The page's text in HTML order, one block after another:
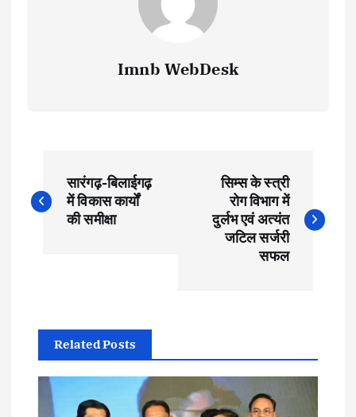
Imnb WebDesk
o
n
a
सारंगढ़-बिलाईगढ़
में विकास कार्यों
की समीक्षा
सिम्स के स्त्री
रोग विभाग में
दुर्लभ एवं अत्यंत
जटिल सर्जरी
सफल
Related Posts